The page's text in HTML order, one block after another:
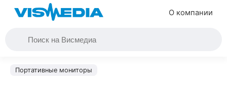
О компании
Портативные мониторы